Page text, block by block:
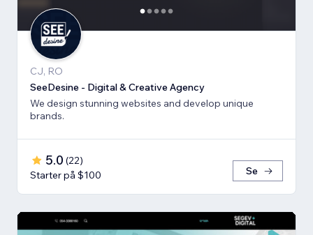
CJ, RO
SeeDesine - Digital & Creative Agency
We design stunning websites and develop unique
brands.
5.0 (22)
Starter på $100
Se